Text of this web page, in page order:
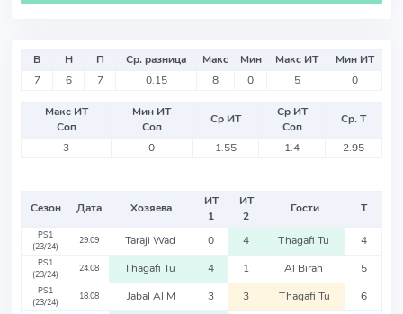
В Н П Ср. разница Макс Мин Макс ИТ
Мин ИТ
7
6 7 0.15 8 0 5 0
Макс ИТ
Соп
Мин ИТ
Соп
Ср ИТ
Ср ИТ
Соп
Ср. Т
3
0 1.55 1.4 2.95
Сезон Дата Хозяева
ИТ
1
ИТ
2
Гости Т
PS1
(23/24)
29.09 Taraji Wad 0 4 Thagafi Tu 4
PS1
(23/24)
24.08 Thagafi Tu 4 1 Al Birah 5
PS1
(23/24)
18.08 Jabal Al M 3 3 Thagafi Tu 6